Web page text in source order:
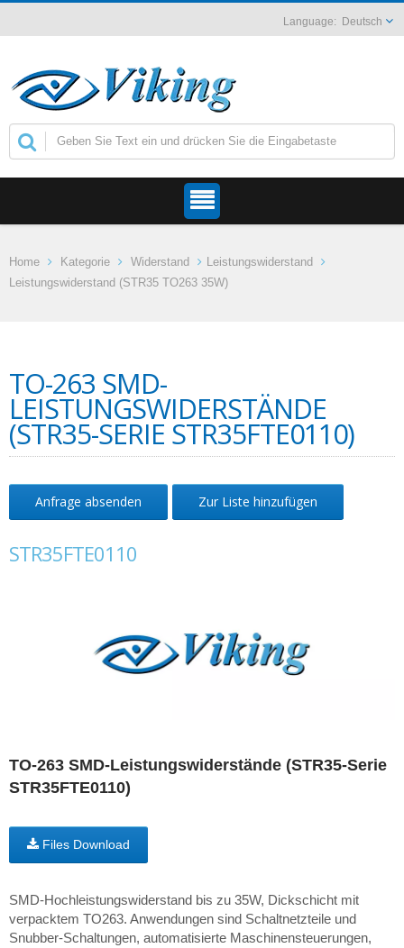
Deutsch
Home Kategorie Widerstand
Leistungswiderstand
Leistungswiderstand (STR35 TO263 35W)
TO-263 SMD-
LEISTUNGSWIDERSTÄNDE
(STR35-SERIE STR35FTE0110)
Anfrage absenden Zur Liste hinzufügen
STR35FTE0110
TO-263 SMD-Leistungswiderstände (STR35-Serie
STR35FTE0110)
Files Download
SMD-Hochleistungswiderstand bis zu 35W, Dickschicht mit
verpacktem TO263. Anwendungen sind Schaltnetzteile und
Snubber-Schaltungen, automatisierte Maschinensteuerungen,